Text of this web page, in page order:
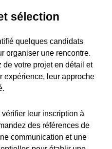
sélection
quelques candidats
organiser une rencontre.
de votre projet en détail et
expérience, leur approche
leur inscription à
des références de
communication et une